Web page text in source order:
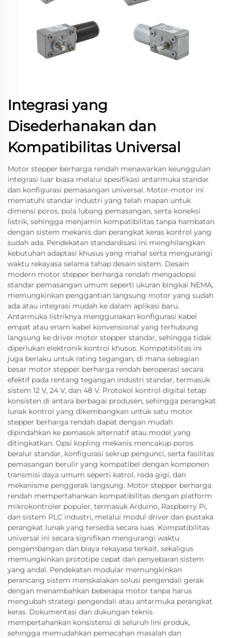
Integrasi yang
Disederhanakan dan
Kompatibilitas Universal
Motor stepper berharga rendah menawarkan keunggulan
integrasi luar biasa melalui spesifikasi antarmuka standar
dan konfigurasi pemasangan universal. Motor-motor ini
mematuhi standar industri yang telah mapan untuk
dimensi poros, pola lubang pemasangan, serta koneksi
listrik, sehingga menjamin kompatibilitas tanpa hambatan
dengan sistem mekanis dan perangkat keras kontrol yang
sudah ada. Pendekatan standardisasi ini menghilangkan
kebutuhan adaptasi khusus yang mahal serta mengurangi
waktu rekayasa selama tahap desain sistem. Desain
modern motor stepper berharga rendah mengadopsi
standar pemasangan umum seperti ukuran bingkai NEMA,
memungkinkan penggantian langsung motor yang sudah
ada atau integrasi mudah ke dalam aplikasi baru.
Antarmuka listriknya menggunakan konfigurasi kabel
empat atau enam kabel konvensional yang terhubung
langsung ke driver motor stepper standar, sehingga tidak
diperlukan elektronik kontrol khusus. Kompatibilitas ini
juga berlaku untuk rating tegangan, di mana sebagian
besar motor stepper berharga rendah beroperasi secara
efektif pada rentang tegangan industri standar, termasuk
sistem 12 V, 24 V, dan 48 V. Protokol kontrol digital tetap
konsisten di antara berbagai produsen, sehingga perangkat
lunak kontrol yang dikembangkan untuk satu motor
stepper berharga rendah dapat dengan mudah
dipindahkan ke pemasok alternatif atau model yang
ditingkatkan. Opsi kopling mekanis mencakup poros
beralur standar, konfigurasi sekrup pengunci, serta fasilitas
pemasangan berulir yang kompatibel dengan komponen
transmisi daya umum seperti katrol, roda gigi, dan
mekanisme penggerak langsung. Motor stepper berharga
rendah mempertahankan kompatibilitas dengan platform
mikrokontroler populer, termasuk Arduino, Raspberry Pi,
dan sistem PLC industri, melalui modul driver dan pustaka
perangkat lunak yang tersedia secara luas. Kompatibilitas
universal ini secara signifikan mengurangi waktu
pengembangan dan biaya rekayasa terkait, sekaligus
memungkinkan prototipe cepat dan penyebaran sistem
yang andal. Pendekatan modular memungkinkan
perancang sistem menskalakan solusi pengendali gerak
dengan menambahkan beberapa motor tanpa harus
mengubah strategi pengendali atau antarmuka perangkat
keras. Dokumentasi dan dukungan teknis
mempertahankan konsistensi di seluruh lini produk,
sehingga memudahkan pemecahan masalah dan